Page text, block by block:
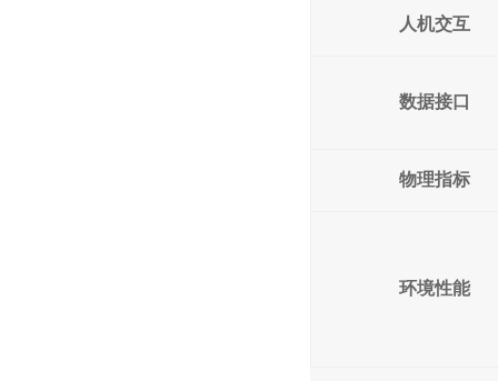
人机交互
数据接口
物理指标
环境性能